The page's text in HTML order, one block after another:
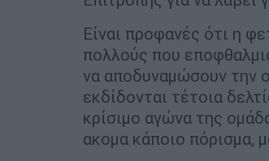
Είναι προφανές ότι η
πολλούς που
να αποδυναμώσουν την
εκδίδονται τέτοια
κρίσιμο αγώνα της
ακομα κάποιο πόρισμα,